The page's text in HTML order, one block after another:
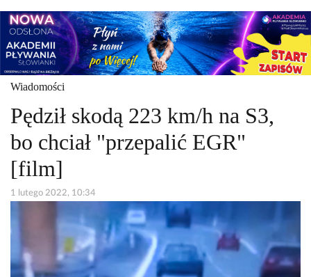
Wiadomości
Pędził skodą 223 km/h na S3,
bo chciał "przepalić EGR"
[film]
1 lutego 2022, 10:34